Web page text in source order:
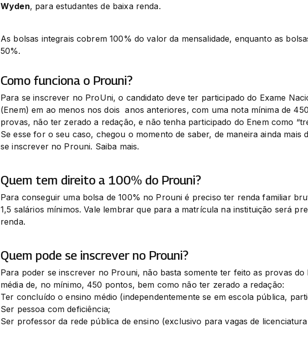
Wyden, para estudantes de baixa renda.
As bolsas integrais cobrem 100% do valor da mensalidade, enquanto as
50%.
Como funciona o Prouni?
Para se inscrever no ProUni, o candidato deve ter participado do Exame
(Enem) em ao menos nos dois  anos anteriores, com uma nota mínima de
provas, não ter zerado a redação, e não tenha participado do Enem como
Se esse for o seu caso, chegou o momento de saber, de maneira ainda mais
se inscrever no Prouni. Saiba mais.
Quem tem direito a 100% do Prouni?
Para conseguir uma bolsa de 100% no Prouni é preciso ter renda familiar
1,5 salários mínimos. Vale lembrar que para a matrícula na instituição será
renda.
Quem pode se inscrever no Prouni?
Para poder se inscrever no Prouni, não basta somente ter feito as provas do
média de, no mínimo, 450 pontos, bem como não ter zerado a redação:
Ter concluído o ensino médio (independentemente se em escola pública,
Ser pessoa com deficiência;
Ser professor da rede pública de ensino (exclusivo para vagas de